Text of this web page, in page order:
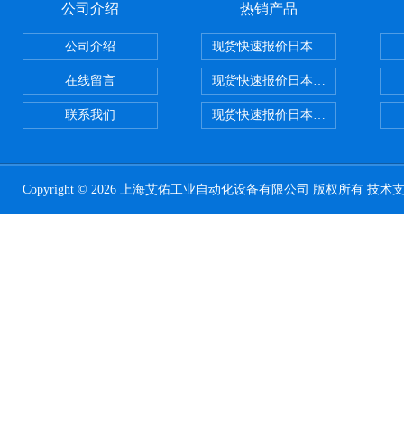
公司介绍
公司介绍
在线留言
联系我们
热销产品
现货快速报价日本SMC气动元件
现货快速报价日本SMC 气动元件
现货快速报价日本SMC气动元件
Copyright © 2026 上海艾佑工业自动化设备有限公司 版权所有 技术